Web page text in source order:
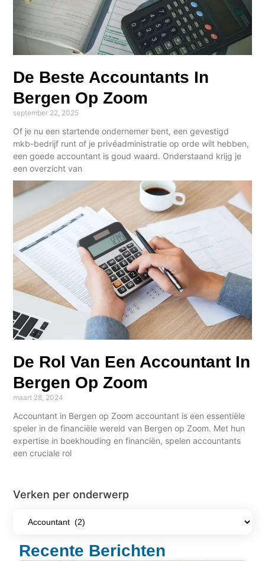
Verken per onderwerp
Recente Berichten
De Beste Accountants In
Bergen Op Zoom
september 22, 2025
Of je nu een startende ondernemer bent, een gevestigd
mkb-bedrijf runt of je privéadministratie op orde wilt hebben,
een goede accountant is goud waard. Onderstaand krijg je
een overzicht van
De Rol Van Een Accountant In
Bergen Op Zoom
maart 28, 2024
Accountant in Bergen op Zoom accountant is een essentiële
speler in de financiële wereld van Bergen op Zoom. Met hun
expertise in boekhouding en financiën, spelen accountants
een cruciale rol